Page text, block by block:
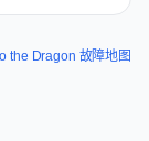
the Dragon 故障地图